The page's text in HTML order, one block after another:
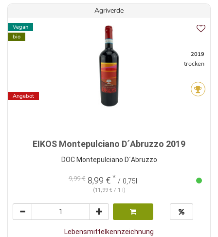
Agriverde
Vegan
bio
Angebot
2019
trocken
EIKOS Montepulciano D´Abruzzo 2019
DOC Montepulciano D´Abruzzo
9,99 €8,99 € * / 0,75l
(11,99 € / 1 l)
Lebensmittelkennzeichnung